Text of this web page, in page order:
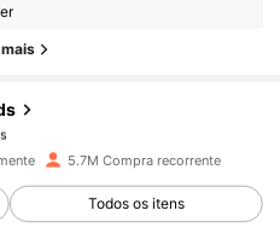
5.7M Compra recorrente
Todos os itens